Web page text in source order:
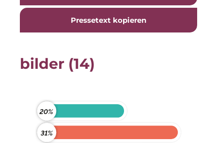
UNITED Benefits Holding
Vonovia
Wealthcap
XPAY
ZielstattQuartier
Pressetext kopieren
bilder (14)